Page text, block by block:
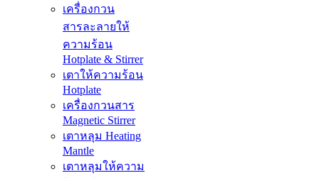
เครื่องกวน
สารละลายให้
ความร้อน
Hotplate & Stirrer
เตาให้ความร้อน
Hotplate
เครื่องกวนสาร
Magnetic Stirrer
เตาหลุม Heating
Mantle
เตาหลุมให้ความ